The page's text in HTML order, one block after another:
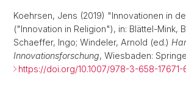
Koehrsen, Jens (2019) "Innovationen in
("Innovation in Religion"), in: Blättel-Mink,
Schaeffer, Ingo; Windeler, Arnold (ed.)
Innovationsforschung, Wiesbaden:
https://doi.org/10.1007/978-3-658-17671-